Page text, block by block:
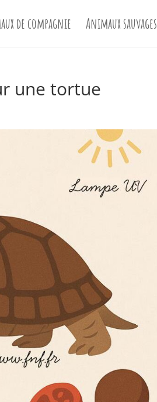
de compagnie Animaux sauvages
une tortue